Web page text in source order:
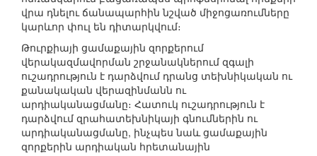
վրա դնելու ճանապարհին նշված միջոցառումները
կարևոր փուլ են դիտարկվում։
Թուրքիայի ցամաքային զորքերում
վերակազմավորման շրջանակներում զգալի
ուշադրություն է դարձվում դրանց տեխնիկական ու
քանակական վերազինմանն ու
արդիականացմանը։ Հատուկ ուշադրություն է
դարձվում զրահատեխնիկայի գնումներին ու
արդիականացմանը, ինչպես նաև ցամաքային
զորքերին արդիական հրետանային